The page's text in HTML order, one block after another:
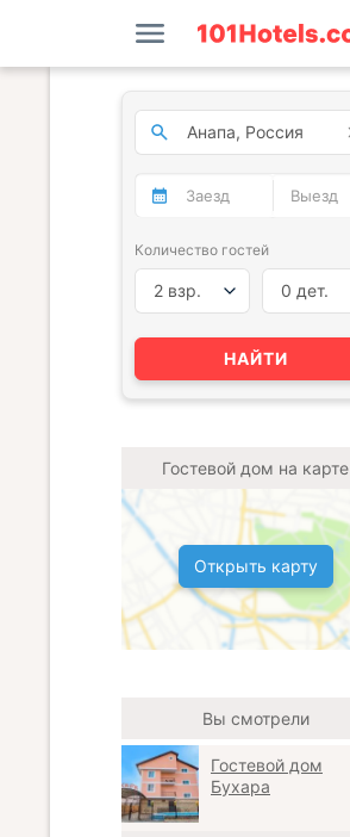
Количество гостей
2 взр. 0 дет.
НАЙТИ
Гостевой дом на карте
Открыть карту
Вы смотрели
Гостевой дом
Бухара